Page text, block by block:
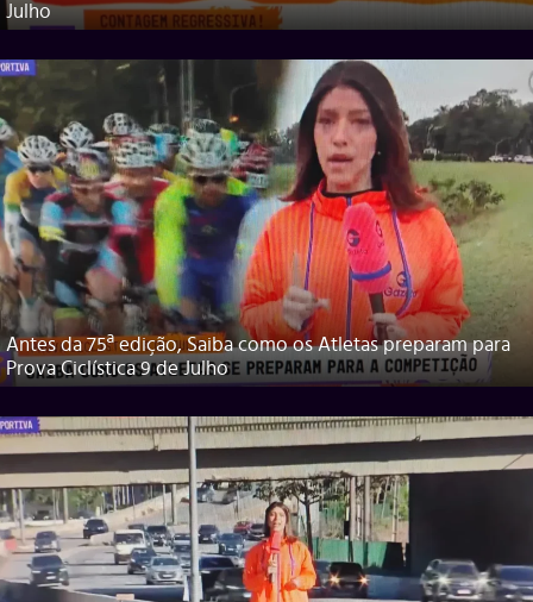
Julho
Antes da 75ª edição, Saiba como os Atletas preparam para
Prova Ciclística 9 de Julho